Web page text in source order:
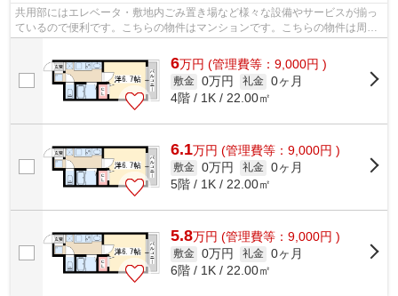
共用部にはエレベータ・敷地内ごみ置き場など様々な設備やサービスが揃っ
ているので便利です。こちらの物件はマンションです。こちらの物件は周辺
に駅が2つあるので電車へのアクセスが...
6万円 (管理費等：9,000円 )
敷金 0万円 礼金 0ヶ月
4階 / 1K / 22.00㎡
6.1万円 (管理費等：9,000円 )
敷金 0万円 礼金 0ヶ月
5階 / 1K / 22.00㎡
5.8万円 (管理費等：9,000円 )
敷金 0万円 礼金 0ヶ月
6階 / 1K / 22.00㎡